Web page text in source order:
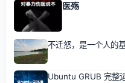
医殇
不迁怒，是一个人的
Ubuntu GRUB 完整